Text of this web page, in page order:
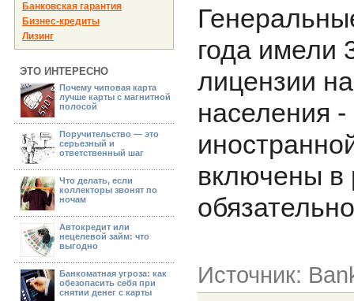
Банковская гарантия
Бизнес-кредиты
Лизинг
ЭТО ИНТЕРЕСНО
Почему чиповая карта
лучше карты с магнитной
полосой
Поручительство — это
серьезный и
ответственный шаг
Что делать, если
коллекторы звонят по
ночам
Автокредит или
нецелевой займ: что
выгодно
Банкоматная угроза: как
обезопасить себя при
снятии денег с карты
года имели
лицензии
населения
включены в
Источник: